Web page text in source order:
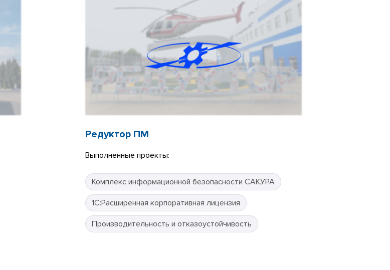
Редуктор ПМ
Выполненные проекты:
Комплекс информационной безопасности САКУРА
1С:Расширенная корпоративная лицензия
Производительность и отказоустойчивость